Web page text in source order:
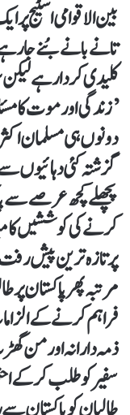
بین الاقوامی اسٹیج
تانے بانے بُنے جا
کلیدی کردار ہے
’زندگی اور موت کا
دونوں ہی مسلمان
گزشتہ کئی دہائیوں
پچھلے کچھ عرصے سے
کرنے کی کوششیں
پر تازہ ترین پیش
مرتبہ پھر پاکستان پر
فراہم کرنے کے
ذمہ دارانہ اور من
سفیر کو طلب کر کے